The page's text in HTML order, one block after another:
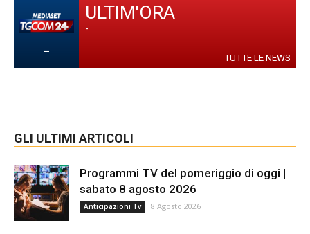
-
ULTIM'ORA
-
TUTTE LE NEWS
GLI ULTIMI ARTICOLI
Programmi TV del pomeriggio di oggi |
sabato 8 agosto 2026
Anticipazioni Tv 8 Agosto 2026